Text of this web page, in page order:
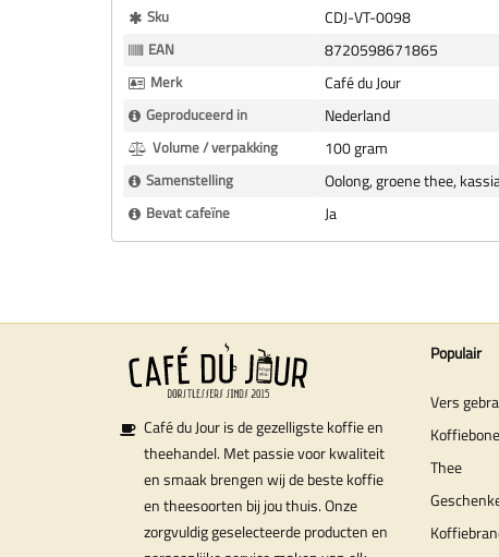
Meer
Informatie
Sku CDJ-VT-0098
EAN 8720598671865
Merk Café du Jour
Geproduceerd in Nederland
Volume / verpakking 100 gram
Samenstelling Oolong, groene thee,
Bevat cafeïne Ja
Café du Jour is de gezelligste koffie en
theehandel. Met passie voor kwaliteit
en smaak brengen wij de beste koffie
en theesoorten bij jou thuis. Onze
zorgvuldig geselecteerde producten en
Populair
Vers
Thee